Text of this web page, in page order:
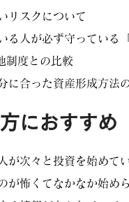
リスクについて
る人が必ず守っている
制度との比較
に合った資産形成方法
におすすめ
が次々と投資を始めて
が怖くてなかなか始め